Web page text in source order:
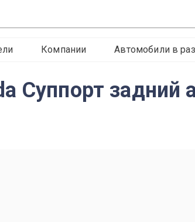
Компании Автомобили в
Суппорт задний